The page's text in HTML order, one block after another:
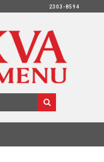
2303-8594